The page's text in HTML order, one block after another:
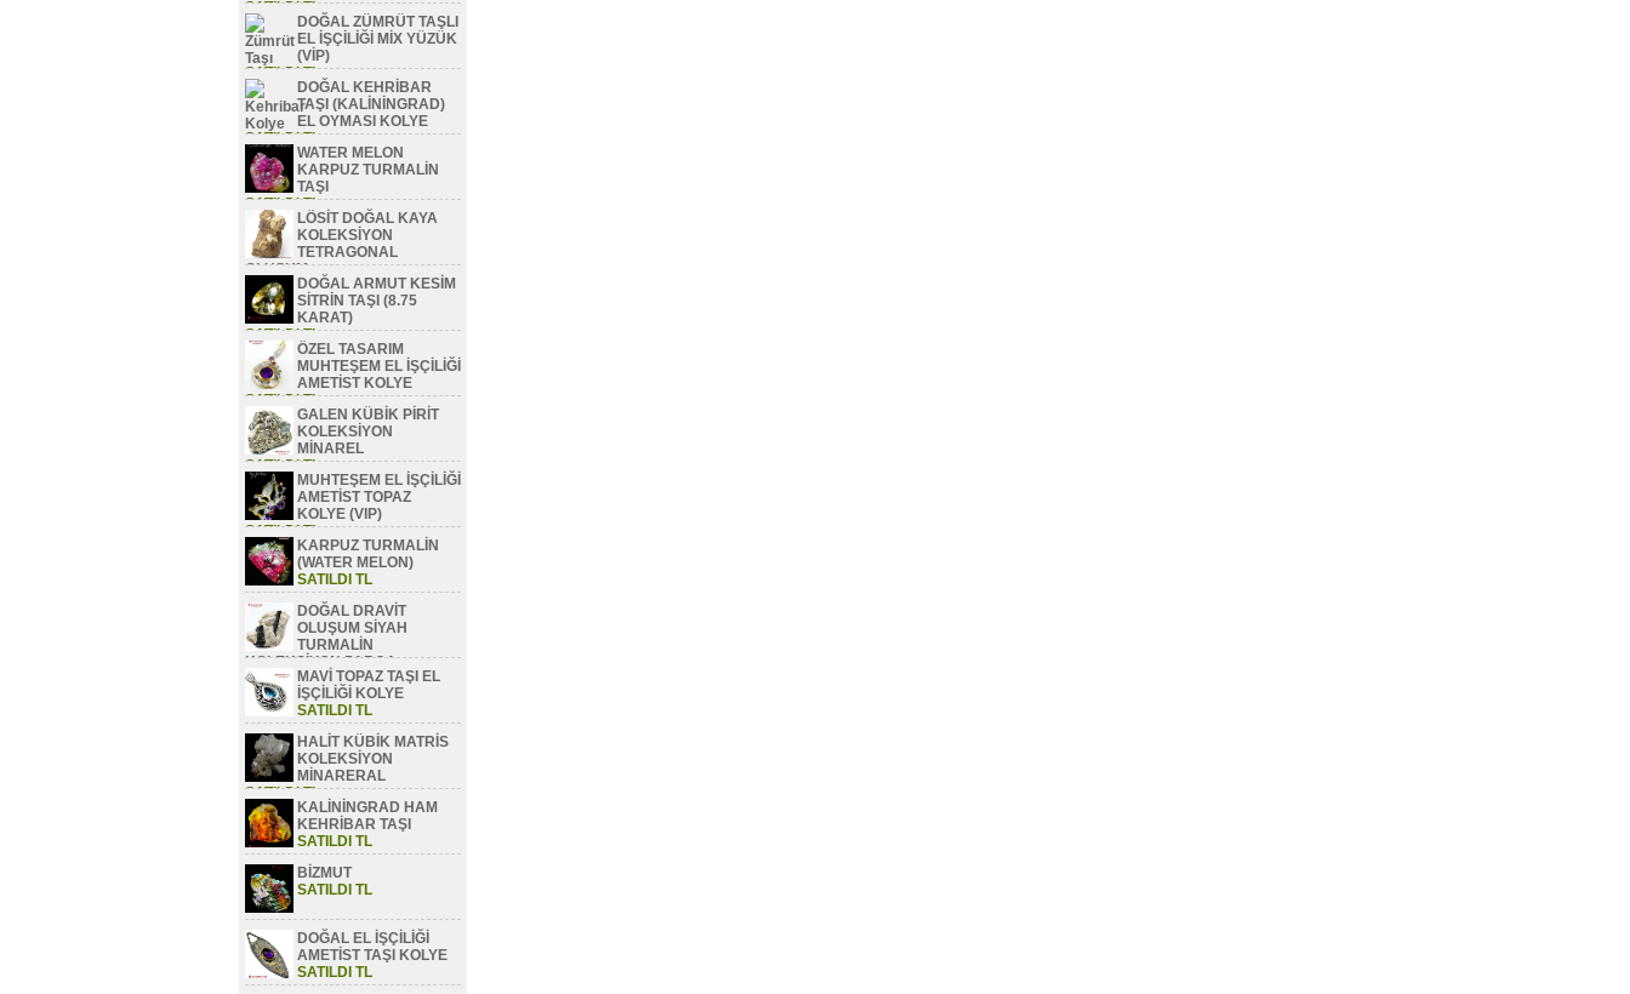
SATILDI TL
DOĞAL ZÜMRÜT TAŞLI
EL İŞÇİLİĞİ MİX YÜZÜK
(VİP)
SATILDI TL
DOĞAL KEHRİBAR
TAŞI (KALİNİNGRAD)
EL OYMASI KOLYE
SATILDI TL
WATER MELON
KARPUZ TURMALİN
TAŞI
SATILDI TL
LÖSİT DOĞAL KAYA
KOLEKSİYON
TETRAGONAL
OLUŞUM
SATILDI TLDOĞAL ARMUT KESİM
SİTRİN TAŞI (8.75
KARAT)
SATILDI TL
ÖZEL TASARIM
MUHTEŞEM EL İŞÇİLİĞİ
AMETİST KOLYE
SATILDI TL
GALEN KÜBİK PİRİT
KOLEKSİYON
MİNAREL
SATILDI TL
MUHTEŞEM EL İŞÇİLİĞİ
AMETİST TOPAZ
KOLYE (VIP)
SATILDI TL
KARPUZ TURMALİN
(WATER MELON)
SATILDI TL
DOĞAL DRAVİT
OLUŞUM SİYAH
TURMALİN
KOLEKSİYON PARÇA
SATILDI TLMAVİ TOPAZ TAŞI EL
İŞÇİLİĞİ KOLYE
SATILDI TL
HALİT KÜBİK MATRİS
KOLEKSİYON
MİNARERAL
SATILDI TL
KALİNİNGRAD HAM
KEHRİBAR TAŞI
SATILDI TL
BİZMUT
SATILDI TL
DOĞAL EL İŞÇİLİĞİ
AMETİST TAŞI KOLYE
SATILDI TL